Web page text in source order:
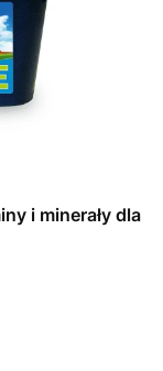
i minerały dla